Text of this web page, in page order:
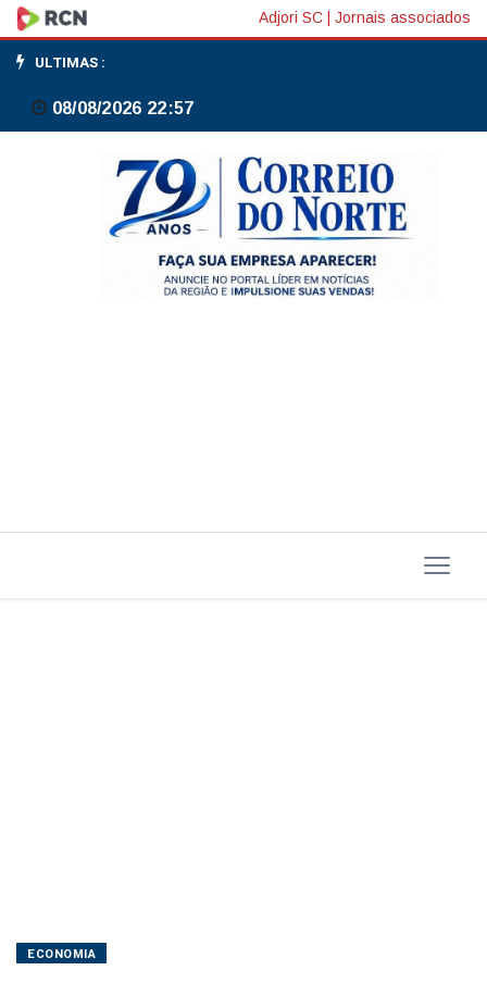
Caixa
paga
Bolsa
Família
beneficiários
Adjori SC Jornais associados
ULTIMAS :
08/08/2026 22:57
ECONOMIA